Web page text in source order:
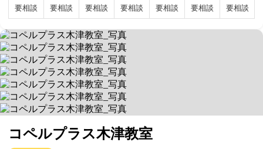
要相談 要相談 要相談 要相談 要相談 要相談 要相談
コペルプラス木津教室